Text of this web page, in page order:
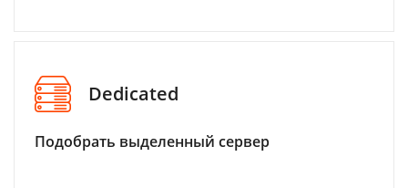
Dedicated
Подобрать выделенный сервер